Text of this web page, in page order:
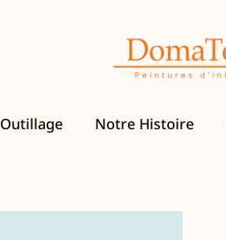
Outillage Notre Histoire